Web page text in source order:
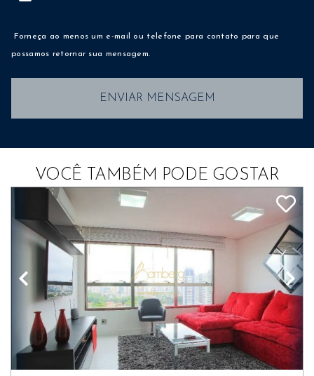
Forneça ao menos um e-mail ou telefone para contato para que
possamos retornar sua mensagem.
ENVIAR MENSAGEM
VOCÊ TAMBÉM PODE GOSTAR